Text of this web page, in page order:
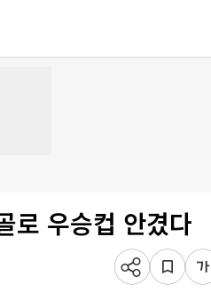
우승컵 안겼다